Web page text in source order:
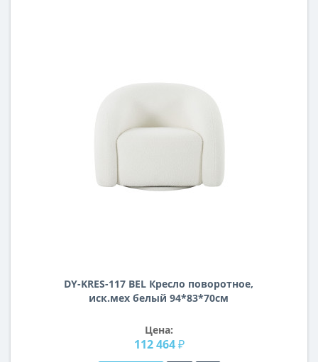
DY-KRES-117 BEL Кресло поворотное,
иск.мех белый 94*83*70см
Цена:
112 464 ₽